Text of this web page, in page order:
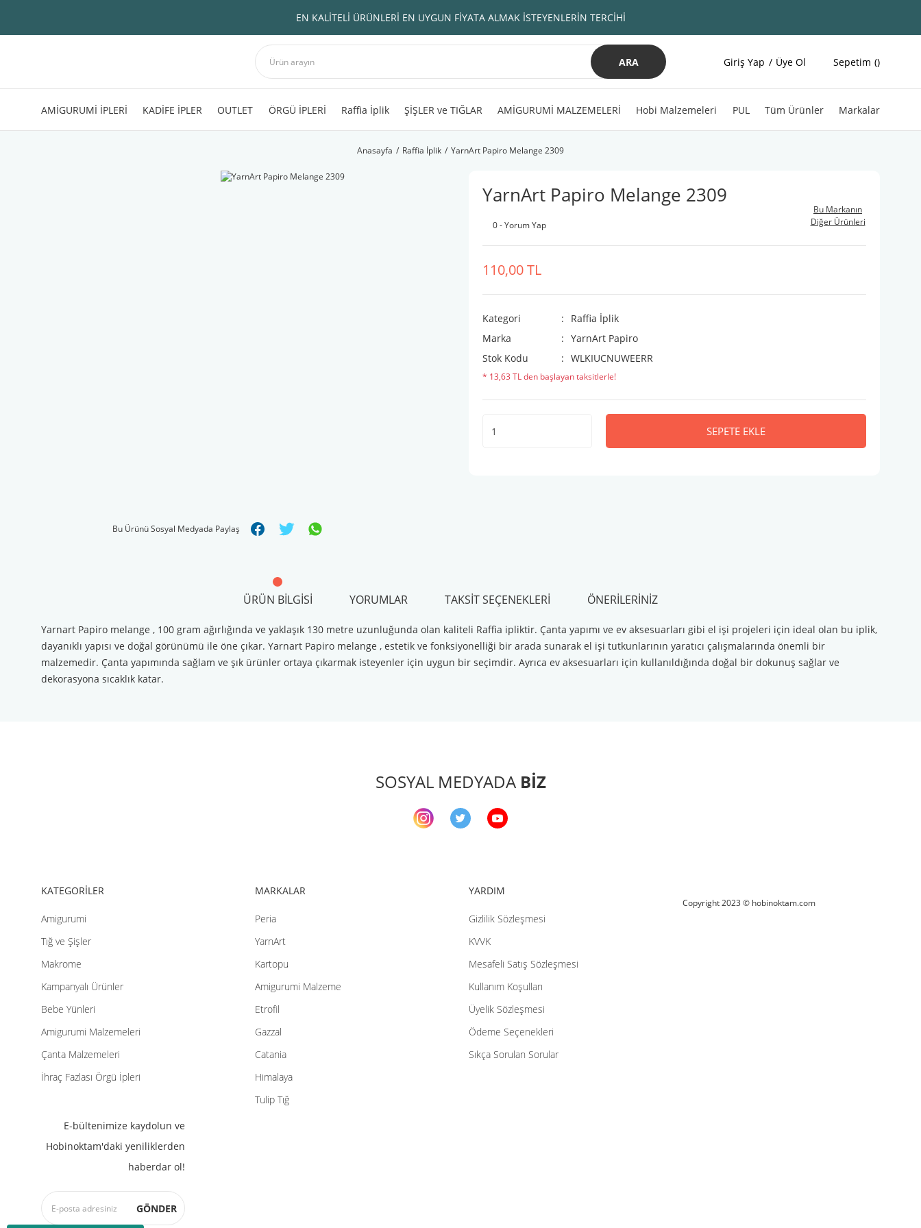
EN KALİTELİ ÜRÜNLERİ EN UYGUN FİYATA ALMAK İSTEYENLERİN TERCİHİ
ARA Giriş Yap Üye Ol Sepetim
AMİGURUMİ İPLERİ KADİFE İPLER OUTLET ÖRGÜ İPLERİ Raffia İplik ŞİŞLER ve TIĞLAR AMİGURUMİ MALZEMELERİ Hobi Malzemeleri PUL Tüm Ürünler Markalar
Anasayfa Raffia İplik YarnArt Papiro Melange 2309
Bu Ürünü Sosyal Medyada Paylaş
YarnArt Papiro Melange 2309
0 - Yorum Yap
Bu Markanın
Diğer Ürünleri
110,00 TL
Kategori
Raffia İplik
Marka
YarnArt Papiro
Stok Kodu
WLKIUCNUWEERR
* 13,63 TL den başlayan taksitlerle!
SEPETE EKLE
ÜRÜN BILGISI YORUMLAR TAKSIT SEÇENEKLERI ÖNERILERINIZ
Yarnart Papiro melange , 100 gram ağırlığında ve yaklaşık 130 metre uzunluğunda olan kaliteli Raffia ipliktir. Çanta yapımı ve ev aksesuarları gibi el işi projeleri için ideal olan bu iplik,
dayanıklı yapısı ve doğal görünümü ile öne çıkar. Yarnart Papiro melange , estetik ve fonksiyonelliği bir arada sunarak el işi tutkunlarının yaratıcı çalışmalarında önemli bir
malzemedir. Çanta yapımında sağlam ve şık ürünler ortaya çıkarmak isteyenler için uygun bir seçimdir. Ayrıca ev aksesuarları için kullanıldığında doğal bir dokunuş sağlar ve
dekorasyona sıcaklık katar.
Gönder
SOSYAL MEDYADA BİZ
KATEGORİLER
Amigurumi
Tığ ve Şişler
Makrome
Kampanyalı Ürünler
Bebe Yünleri
Amigurumi Malzemeleri
Çanta Malzemeleri
İhraç Fazlası Örgü İpleri
MARKALAR
Peria
YarnArt
Kartopu
Amigurumi Malzeme
Etrofil
Gazzal
Catania
Himalaya
Tulip Tığ
YARDIM
Gizlilik Sözleşmesi
KVVK
Mesafeli Satış Sözleşmesi
Kullanım Koşulları
Üyelik Sözleşmesi
Ödeme Seçenekleri
Sıkça Sorulan Sorular
E-bültenimize kaydolun ve
Hobinoktam'daki yeniliklerden
haberdar ol!
GÖNDER
Copyright 2023 © hobinoktam.com